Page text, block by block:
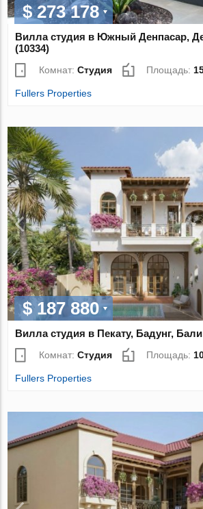
$ 273 178
Вилла студия в Южный Денпасар,
(10334)
Комнат:Студия Площадь:
Fullers Properties
$ 187 880
Вилла студия в Пекату, Бадунг, Бали
Комнат:Студия Площадь:
Fullers Properties